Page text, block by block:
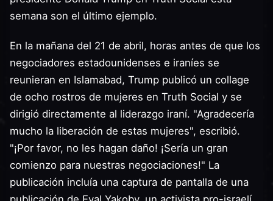
semana son el último ejemplo.
En la mañana del 21 de abril, horas antes de que los
negociadores estadounidenses e iraníes se
reunieran en Islamabad, Trump publicó un collage
de ocho rostros de mujeres en Truth Social y se
dirigió directamente al liderazgo iraní. "Agradecería
mucho la liberación de estas mujeres", escribió.
"¡Por favor, no les hagan daño! ¡Sería un gran
comienzo para nuestras negociaciones!" La
publicación incluía una captura de pantalla de una